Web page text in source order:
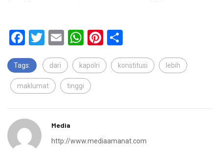
Facebook
Twitter
EmailWhatsApp
Pinterest
Tags: dari kapolri konstitusi lebih
maklumat tinggi
Media
http://www.mediaamanat.com